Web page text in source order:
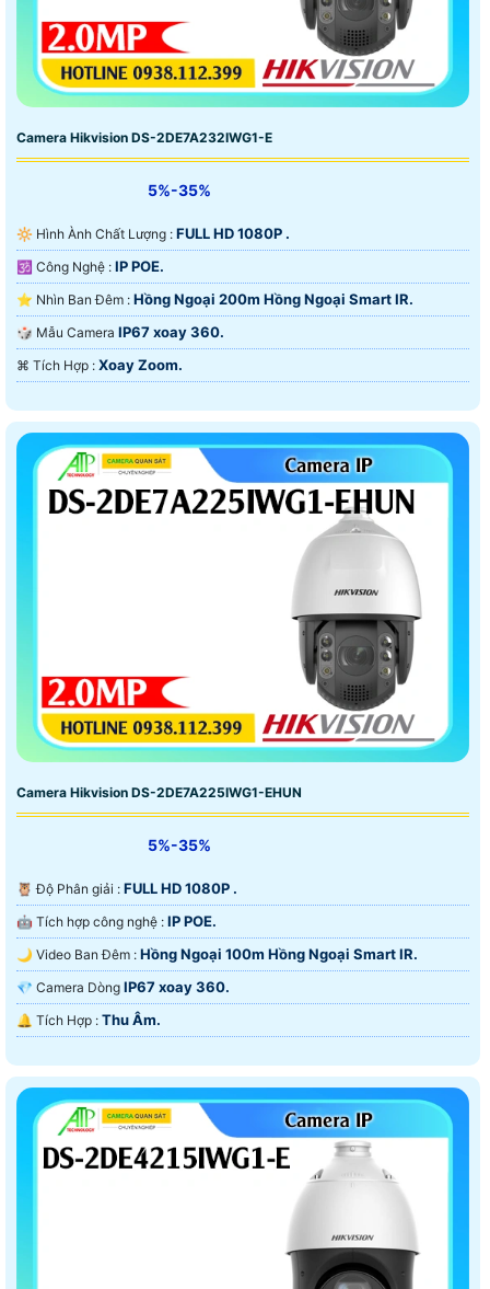
Camera Hikvision DS-2DE7A232IWG1-E
5%-35%
🔆 Hình Ành Chất Lượng : FULL HD 1080P .
🕉️ Công Nghệ : IP POE.
⭐ Nhìn Ban Đêm : Hồng Ngoại 200m Hồng Ngoại Smart IR.
🎲 Mẫu Camera IP67 xoay 360.
️⌘ Tích Hợp : Xoay Zoom.
Camera Hikvision DS-2DE7A225IWG1-EHUN
5%-35%
🦉 Độ Phân giải : FULL HD 1080P .
🤖️ Tích hợp công nghệ : IP POE.
🌙 Video Ban Đêm : Hồng Ngoại 100m Hồng Ngoại Smart IR.
💎 Camera Dòng IP67 xoay 360.
️🔔 Tích Hợp : Thu Âm.